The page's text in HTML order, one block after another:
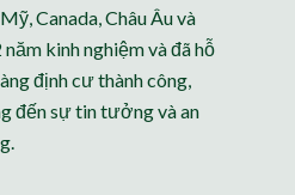
Canada, Châu Âu và
kinh nghiệm và đã hỗ
định cư thành công,
đến sự tin tưởng và an